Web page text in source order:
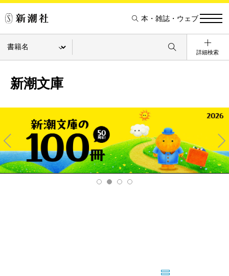
本・雑誌・ウェブ
詳細検索
新潮文庫
Pre
v
Ne
xt